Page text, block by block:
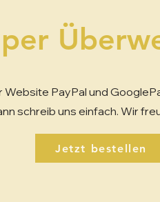
PayPal und
schreib uns einfach. Wir
Jetzt bestellen